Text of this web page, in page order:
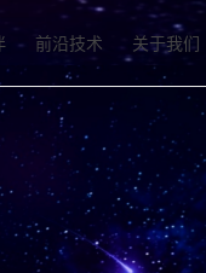
前沿技术 关于我们